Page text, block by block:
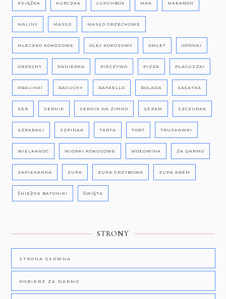
KSIĄŻKA KURCZAK LUNCHBOX MAK MAKARON
MALINY MASŁO MASŁO ORZECHOWE
MLECZKO KOKOSOWE OLEJ KOKOSOWY OMLET OPONKI
ORZECHY PANIERKA PIECZYWO PIZZA PLACUSZKI
PRALINKI RACUCHY RAFAELLO ROLADA SAŁATKA
SER SERNIK SERNIK NA ZIMNO SEZAM SZCZUPAK
SZPARAGI SZPINAK TARTA TORT TRUSKAWKI
WIELKANOC WIÓRKI KOKOSOWE WOŁOWINA ZA DARMO
ZAPIEKANKA ZUPA ZUPA GRZYBOWA ZUPA KREM
ŚNIEŻNE BATONIKI ŚWIĘTA
STRONY
STRONA GŁÓWNA
POBIERZ ZA DARMO